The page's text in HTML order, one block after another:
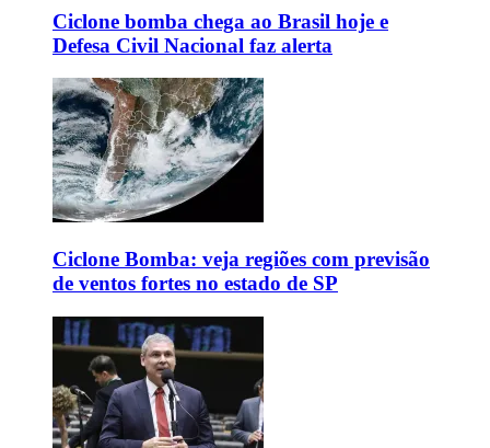
Ciclone bomba chega ao Brasil hoje e
Defesa Civil Nacional faz alerta
Ciclone Bomba: veja regiões com previsão
de ventos fortes no estado de SP